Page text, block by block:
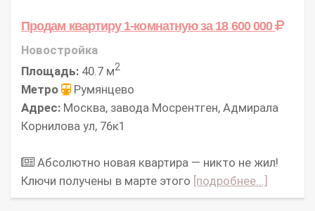
Продам квартиру 1-комнатнуюза 18 600 000
Новостройка
Площадь: 40.7 м2
Метро
Румянцево
Адрес: Москва, завода Мосрентген, Адмирала
Корнилова ул, 76к1
Абсолютно новая квартира — никто не жил!
Ключи получены в марте этого [подробнее...]